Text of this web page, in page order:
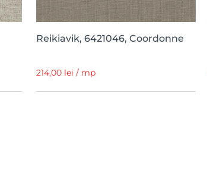
Reikiavik, 6421046, Coordonne
214,00 lei / mp